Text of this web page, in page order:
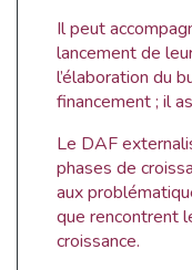
Il peut
lancement de
l’élaboration du
financement ; il
Le DAF
phases de
aux
que rencontrent
croissance.